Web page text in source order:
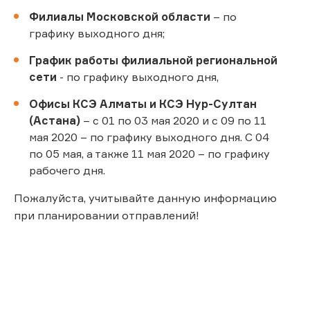
Филиалы Московской области – по
графику выходного дня;
График работы филиальной региональной
сети - по графику выходного дня,
Офисы КСЭ Алматы и КСЭ Нур-Султан
(Астана) – с 01 по 03 мая 2020 и с 09 по 11
мая 2020 – по графику выходного дня. С 04
по 05 мая, а также 11 мая 2020 – по графику
рабочего дня.
Пожалуйста, учитывайте данную информацию
при планировании отправлений!